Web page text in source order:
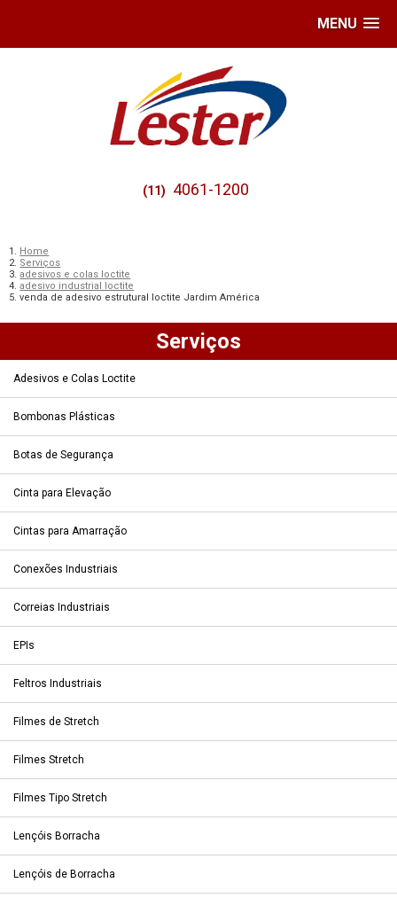
MENU
(11) 4061-1200
Home
Serviços
adesivos e colas loctite
adesivo industrial loctite
venda de adesivo estrutural loctite Jardim América
Serviços
Adesivos e Colas Loctite
Bombonas Plásticas
Botas de Segurança
Cinta para Elevação
Cintas para Amarração
Conexões Industriais
Correias Industriais
EPIs
Feltros Industriais
Filmes de Stretch
Filmes Stretch
Filmes Tipo Stretch
Lençóis Borracha
Lençóis de Borracha